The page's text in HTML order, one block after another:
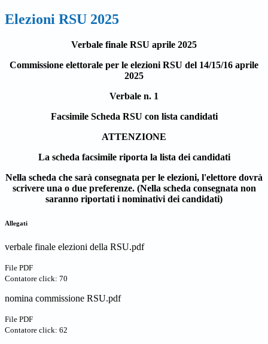
Elezioni RSU 2025
Verbale finale RSU aprile 2025
Commissione elettorale per le elezioni RSU del 14/15/16 aprile
2025
Verbale n. 1
Facsimile Scheda RSU con lista candidati
ATTENZIONE
La scheda facsimile riporta la lista dei candidati
Nella scheda che sarà consegnata per le elezioni, l'elettore dovrà
scrivere una o due preferenze. (Nella scheda consegnata non
saranno riportati i nominativi dei candidati)
Allegati
verbale finale elezioni della RSU.pdf
File PDF
Contatore click: 70
nomina commissione RSU.pdf
File PDF
Contatore click: 62